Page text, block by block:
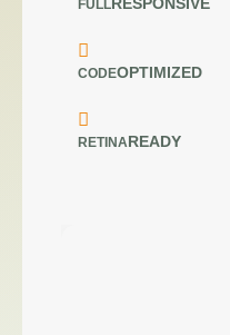
FULL
CODEOPTIMIZED
RETINAREADY